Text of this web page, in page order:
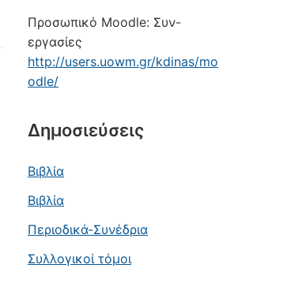
Προσωπικό Moodle: Συν-
εργασίες
http://users.uowm.gr/kdinas/mo
odle/
Δημοσιεύσεις
Βιβλία
Βιβλία
Περιοδικά-Συνέδρια
Συλλογικοί τόμοι